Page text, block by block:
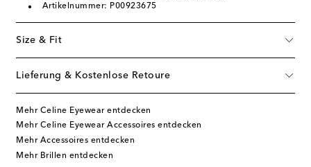
Artikelnummer: P00923675
Size & Fit
Lieferung & Kostenlose Retoure
Mehr Celine Eyewear entdecken
Mehr Celine Eyewear Accessoires entdecken
Mehr Accessoires entdecken
Mehr Brillen entdecken